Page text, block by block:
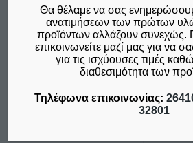
Θα θέλαμε να σας
ανατιμήσεων των πρώτων
προϊόντων αλλάζουν συνεχώς.
επικοινωνείτε μαζί μας για να
για τις ισχύουσες τιμές
διαθεσιμότητα των
Τηλέφωνα επικοινωνίας:
32801